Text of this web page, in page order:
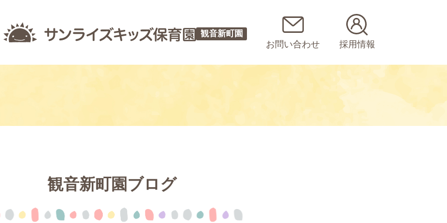
観音新町園
お問い合わせ 採用情報
観音新町園ブログ